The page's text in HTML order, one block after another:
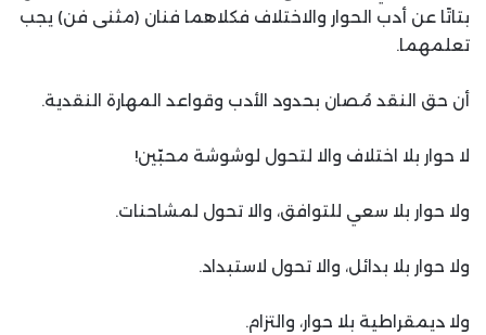
بتاتًا عن أدب الحوار والاختلاف فكلاهما فنان (مثنى فن) يجب
تعلمهما.
أن حق النقد مُصان بحدود الأدب وقواعد المهارة النقدية.
لا حوار بلا اختلاف والا لتحول لوشوشة محبّين!
ولا حوار بلا سعي للتوافق، والا تحول لمشاحنات.
ولا حوار بلا بدائل، والا تحول لاستبداد.
ولا ديمقراطية بلا حوار، والتزام.